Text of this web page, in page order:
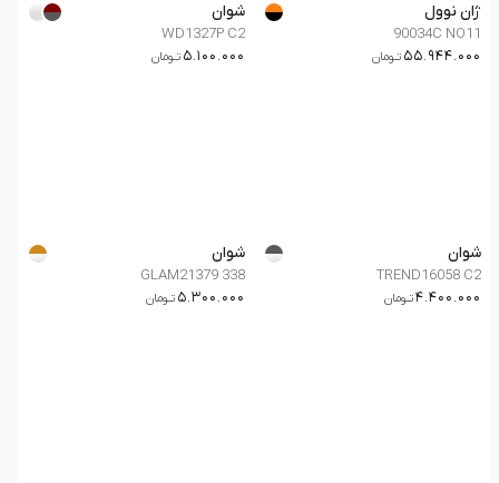
ژان نوول
90034C NO11
55.944.000 تــومان
شوان
WD1327P C2
5.100.000 تــومان
شوان
TREND16058 C2
4.400.000تــومان
شوان
GLAM21379 338
5.300.000 تــومان